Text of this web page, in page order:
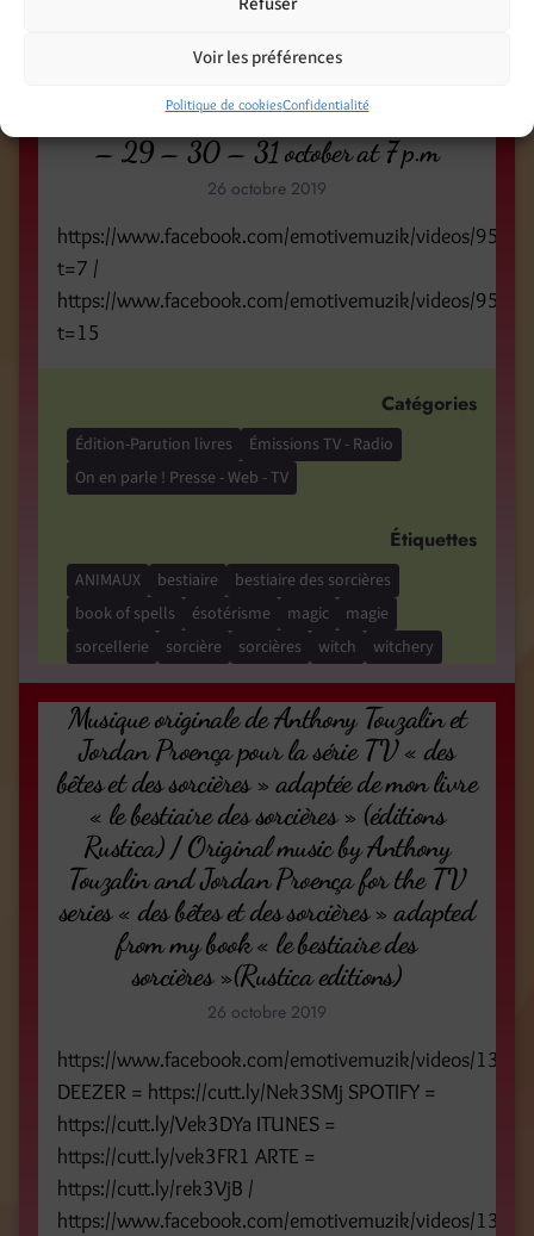
Voir les préférences
Politique de cookiesConfidentialité
witchery
– 31 octobre à 19h / Watch ARTE on 28
– 29 – 30 – 31 october at 7 p.m
26 octobre 2019
https://www.facebook.com/emotivemuzik/videos/
t=7 /
https://www.facebook.com/emotivemuzik/videos/
t=15
Catégories
Édition-Parution livres
Émissions TV - Radio
On en parle ! Presse - Web - TV
Étiquettes
ANIMAUX bestiaire
bestiaire des sorcières
book of spells
ésotérisme magic
magie
sorcellerie
sorcière sorcières witch witchery
Musique originale de Anthony Touzalin et
Jordan Proença pour la série TV « des
bêtes et des sorcières » adaptée de mon livre
« le bestiaire des sorcières » (éditions
Rustica) / Original music by Anthony
Touzalin and Jordan Proença for the TV
series « des bêtes et des sorcières » adapted
from my book « le bestiaire des
sorcières »(Rustica editions)
26 octobre 2019
https://www.facebook.com/emotivemuzik/videos/
DEEZER = https://cutt.ly/Nek3SMj SPOTIFY =
https://cutt.ly/Vek3DYa ITUNES =
https://cutt.ly/vek3FR1 ARTE =
https://cutt.ly/rek3VjB /
https://www.facebook.com/emotivemuzik/videos/